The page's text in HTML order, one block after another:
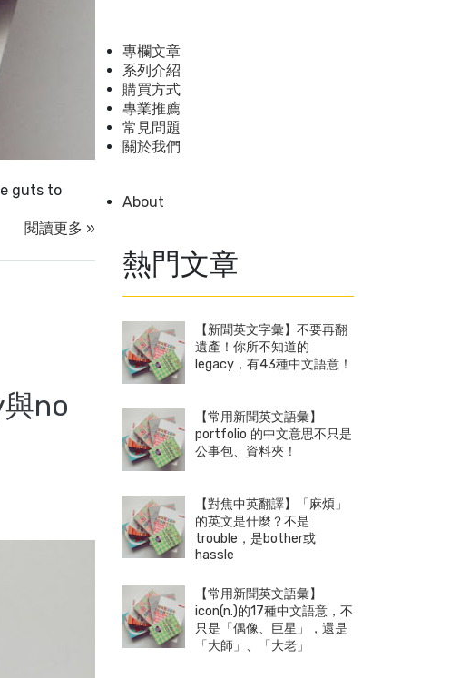
guts to
閱讀更多 »
no
專欄文章
系列介紹
購買方式
專業推薦
常見問題
關於我們
About
熱門文章
【新聞英文字彙】不要再翻
遺產！你所不知道的
legacy，有43種中文語意！
【常用新聞英文語彙】
portfolio 的中文意思不只是
公事包、資料夾！
【對焦中英翻譯】「麻煩」
的英文是什麼？不是
trouble，是bother或
hassle
【常用新聞英文語彙】
icon(n.)的17種中文語意，不
只是「偶像、巨星」，還是
「大師」、「大老」